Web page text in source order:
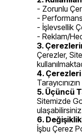
- Zorunlu
- Performans
- İşlevsellik
- Reklam/
3.
Çerezler,
4.
5. Üçüncü
Sitemizde
6.
İşbu Çerez